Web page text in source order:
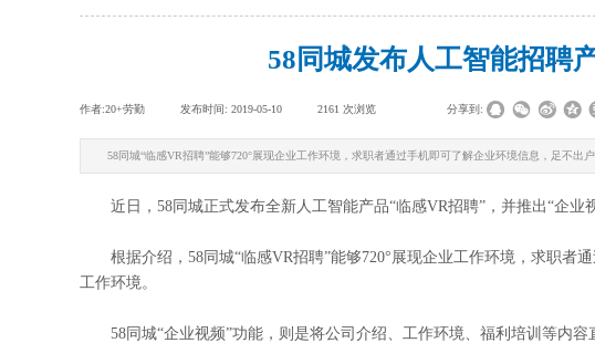
58同城发布人工智能招聘
作者:20+劳勤 发布时间: 2019-05-10 2161 次浏览 分享到:
58同城“临感VR招聘”能够720°展现企业工作环境，求职者通过手机即可了解企业环境信息，足不出
近日，58同城正式发布全新人工智能产品“临感VR招聘”，并推出“企业视
根据介绍，58同城“临感VR招聘”能够720°展现企业工作环境，求职者
工作环境。
58同城“企业视频”功能，则是将公司介绍、工作环境、福利培训等内容